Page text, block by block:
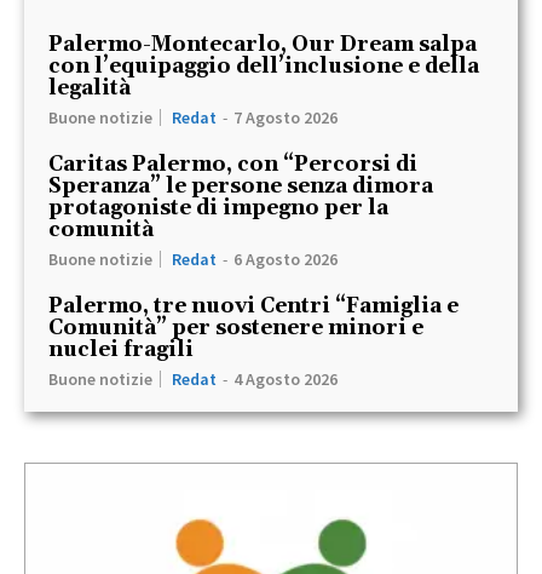
Palermo-Montecarlo, Our Dream salpa
con l’equipaggio dell’inclusione e della
legalità
Buone notizie Redat - 7 Agosto 2026
Caritas Palermo, con “Percorsi di
Speranza” le persone senza dimora
protagoniste di impegno per la
comunità
Buone notizie Redat - 6 Agosto 2026
Palermo, tre nuovi Centri “Famiglia e
Comunità” per sostenere minori e
nuclei fragili
Buone notizie Redat - 4 Agosto 2026